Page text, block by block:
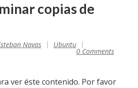
copias de
Navas Ubuntu
0 Comments
ver éste contenido. Por favor